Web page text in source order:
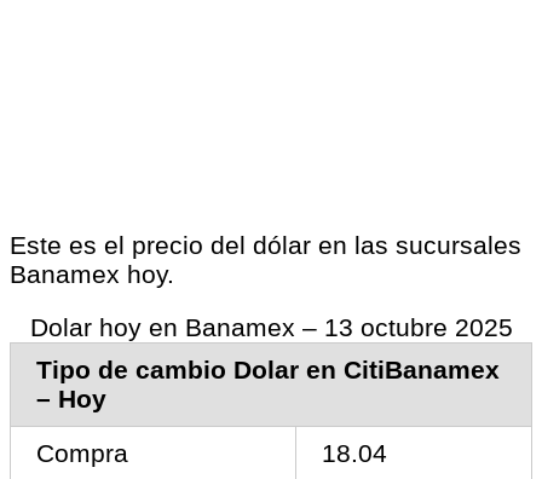
Este es el precio del dólar en las sucursales
Banamex hoy.
Dolar hoy en Banamex – 13 octubre 2025
Tipo de cambio Dolar en CitiBanamex
– Hoy
Compra
18.04